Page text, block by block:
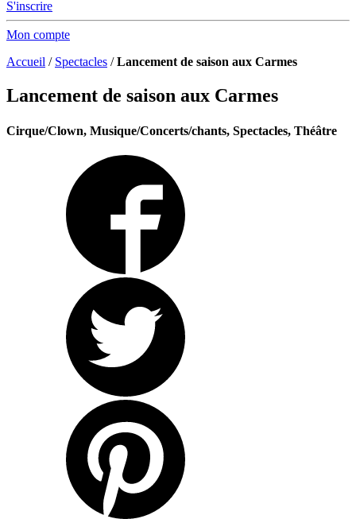
S'inscrire
Mon compte
Accueil / Spectacles /Lancement de saison aux Carmes
Lancement de saison aux Carmes
Cirque/Clown, Musique/Concerts/chants, Spectacles, Théâtre